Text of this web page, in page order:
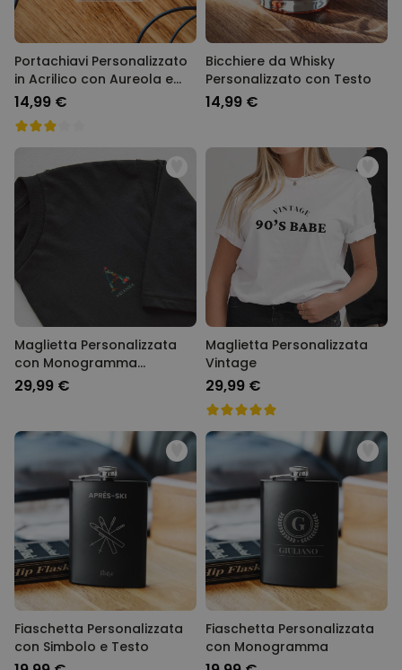
Portachiavi Personalizzato
in Acrilico con Aureola e
Faccia
14,99 €
Bicchiere da Whisky
Personalizzato con Testo
14,99 €
Maglietta Personalizzata
con Monogramma
Natalizio
29,99 €
Maglietta Personalizzata
Vintage
29,99 €
Fiaschetta Personalizzata
con Simbolo e Testo
Fiaschetta Personalizzata
con Monogramma